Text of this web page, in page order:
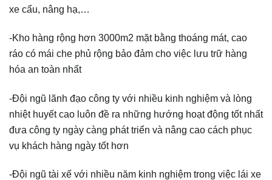
xe cẩu, nâng hạ,…
-Kho hàng rộng hơn 3000m2 mặt bằng thoáng mát, cao
ráo có mái che phủ rộng bảo đảm cho việc lưu trữ hàng
hóa an toàn nhất
-Đội ngũ lãnh đạo công ty với nhiều kinh nghiệm và lòng
nhiệt huyết cao luôn đề ra những hướng hoạt động tốt nhất
đưa công ty ngày càng phát triển và nâng cao cách phục
vụ khách hàng ngày tốt hơn
-Đội ngũ tài xế với nhiều năm kinh nghiệm trong việc lái xe